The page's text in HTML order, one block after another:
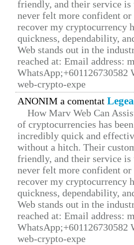
friendly, and their service
never felt more confident
recover my cryptocurrency
quickness, dependability,
Web stands out in the
reached at: Email address:
web-crypto-expe
ANONIM a comentat
How Marv Web Can
of cryptocurrencies has
incredibly quick and
without a hitch. Their
friendly, and their service
never felt more confident
recover my cryptocurrency
quickness, dependability,
Web stands out in the
reached at: Email address:
web-crypto-expe